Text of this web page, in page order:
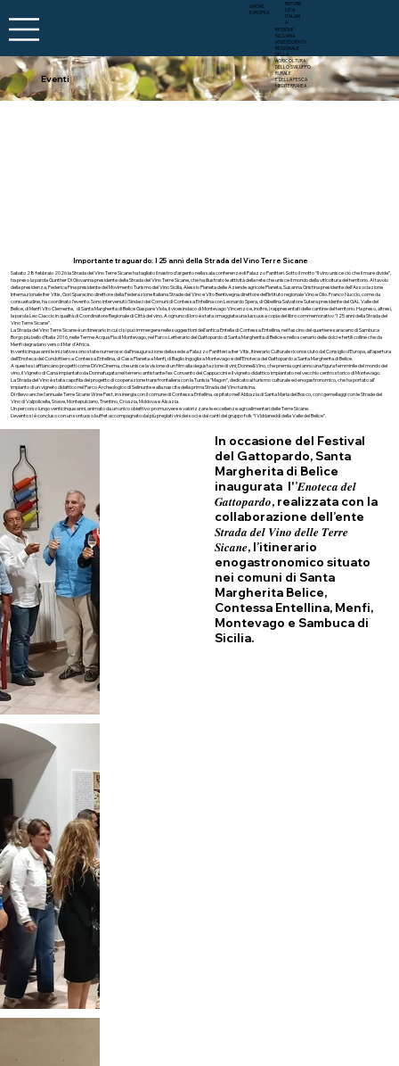
UNIONE
EUROPEA
REPUBB
LICA
ITALIAN
A
REGIONE
SICILIANA
ASSESSORATO
REGIONALE
DELLA
AGRICOLTURA
DELLO SVILUPPO
RURALE
E DELLA PESCA
MEDITERRANEA
Eventi
Importante traguardo: I 25 anni della Strada del Vino Terre Sicane
Sabato 28 febbraio 2026 la Strada del Vino Terre Sicane ha tagliato il nastro d’argento nella sala conferenze di Palazzo Panitteri. Sotto il motto “Il vino unisce ciò che il mare divide”,
ha preso la parola Gunther Di Giovanna presidente della Strada del Vino Terre Sicane, che ha illustrato le attività della rete che unisce il mondo della viticoltura del territorio. Al tavolo
della presidenza, Federica Fina presidente del Movimento Turismo del Vino Sicilia, Alessio Planeta delle Aziende agricole Planeta, Susanna Gristina presidente dell’Associazione
Internazionale Iter Vitis, Gori Sparacino direttore della Federazione Italiana Strade del Vino e Vito Bentivegna direttore dell’Istituto regionale Vino e Olio. Franco Nuccio, come da
consuetudine, ha coordinato l’evento. Sono intervenuti i Sindaci dei Comuni di Contessa Entellina con Leonardo Spera, di Gibellina Salvatore Sutera presidente del GAL Valle del
Belìce, di Menfi Vito Clemente, di Santa Margherita di Belìce Gaspare Viola, il vicesindaco di Montevago Vincenzo e, inoltre, i rappresentati delle cantine del territorio. Ha preso, altresì,
la parola Leo Ciaccio in qualità di Coordinatore Regionale di Città del vino. A ognuno di loro è stata omaggiata una lussuosa copia del libro commemorativo “I 25 anni della Strada del
Vino Terre Sicane”.
La Strada del Vino Terre Sicane è un itinerario in cui ci si può immergere nelle suggestioni dell'antica Entella di Contessa Entellina, nel fascino del quartiere saraceno di Sambuca
Borgo più bello d'Italia 2016, nelle Terme Acqua Pia di Montevago, nel Parco Letterario del Gattopardo di Santa Margherita di Belice e nello scenario delle dolci e fertili colline che da
Menfi degradano verso il Mar d'Africa.
In venticinque anni le iniziative sono state numerose: dall'inaugurazione della sede a Palazzo Panitteri a Iter Vitis, Itinerario Culturale riconosciuto dal Consiglio d'Europa, all'apertura
dell’Enoteca del Condottiero a Contessa Entellina, di Casa Planeta a Menfi, di Baglio Ingoglia a Montevago e dell’Enoteca del Gattopardo a Santa Margherita di Belice.
A queste si affiancano progetti come DiVinCinema, che unisce la visione di un film alla degustazione di vini; Donne&Vino, che premia ogni anno una figura femminile del mondo del
vino, il Vigneto di Cana impiantato da Donnafugata nel terreno antistante l’ex Convento dei Cappuccini e il vigneto didattico impiantato nel vecchio centro storico di Montevago.
La Strada del Vino è stata capofila del progetto di cooperazione transfrontaliera con la Tunisia "Magon", dedicato al turismo culturale ed enogastronomico, che ha portato all'
impianto di un vigneto didattico nel Parco Archeologico di Selinunte e alla nascita della prima Strada del Vino tunisina.
Di rilievo anche l'annuale Terre Sicane Wine Fest, in sinergia con il comune di Contessa Entellina, ospitato nell'Abbazia di Santa Maria del Bosco, con i gemellaggi con le Strade del
Vino di Valpolicella, Soave, Montepulciano, Trentino, Croazia, Moldova e Alsazia.
Un percorso lungo venticinque anni, animato da un unico obiettivo: promuovere e valorizzare le eccellenze agroalimentari delle Terre Sicane.
L’evento si è concluso con un sontuoso buffet accompagnato dai più pregiati vini dei soci e dai canti del gruppo folk “I Viddaneddi della Valle del Belìce”.
In occasione del Festival
del Gattopardo, Santa
Margherita di Belìce
inaugurata l'’𝑬𝒏𝒐𝒕𝒆𝒄𝒂 𝒅𝒆𝒍
𝑮𝒂𝒕𝒕𝒐𝒑𝒂𝒓𝒅𝒐, realizzata con la
collaborazione dell’ente
𝑺𝒕𝒓𝒂𝒅𝒂 𝒅𝒆𝒍 𝑽𝒊𝒏𝒐 𝒅𝒆𝒍𝒍𝒆 𝑻𝒆𝒓𝒓𝒆
𝑺𝒊𝒄𝒂𝒏𝒆, l’itinerario
enogastronomico situato
nei comuni di Santa
Margherita Belice,
Contessa Entellina, Menfi,
Montevago e Sambuca di
Sicilia.